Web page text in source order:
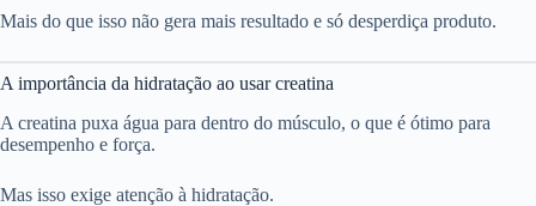
Mais do que isso não gera mais resultado e só desperdiça produto.
A importância da hidratação ao usar creatina
A creatina puxa água para dentro do músculo, o que é ótimo para
desempenho e força.
Mas isso exige atenção à hidratação.